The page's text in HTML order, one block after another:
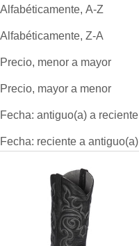
Alfabéticamente, A-Z
Alfabéticamente, Z-A
Precio, menor a mayor
Precio, mayor a menor
Fecha: antiguo(a) a reciente
Fecha: reciente a antiguo(a)